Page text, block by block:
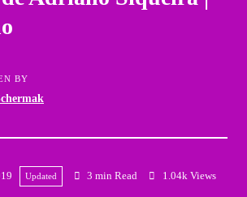
BY
Updated 3 min Read 1.04k Views